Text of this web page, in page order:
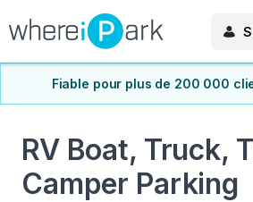
Fiable pour plus de 200 000
RV Boat, Truck,
Camper Parking